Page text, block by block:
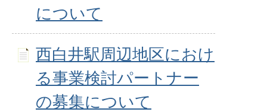
について
西白井駅周辺地区におけ
る事業検討パートナー
の募集について